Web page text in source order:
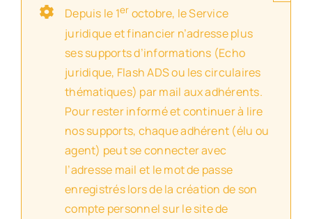
Depuis le 1er octobre, le Service
juridique et financier n’adresse plus
ses supports d’informations (Echo
juridique, Flash ADS ou les circulaires
thématiques) par mail aux adhérents.
Pour rester informé et continuer à lire
nos supports, chaque adhérent (élu ou
agent) peut se connecter avec
l’adresse mail et le mot de passe
enregistrés lors de la création de son
compte personnel sur le site de